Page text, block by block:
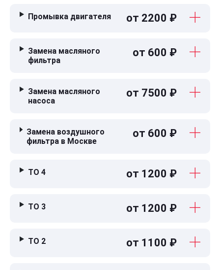
Промывка двигателя от 2200 ₽
Замена масляного
фильтра
от 600 ₽
Замена масляного
насоса
от 7500 ₽
Замена воздушного
фильтра в Москве
от 600 ₽
ТО 4 от 1200 ₽
ТО 3 от 1200 ₽
ТО 2 от 1100 ₽